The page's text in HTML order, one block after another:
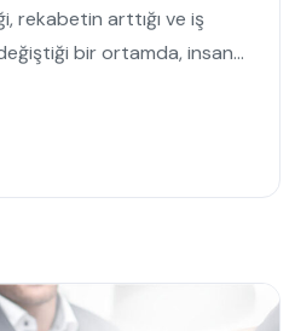
rekabetin arttığı ve iş
bir ortamda, insan...